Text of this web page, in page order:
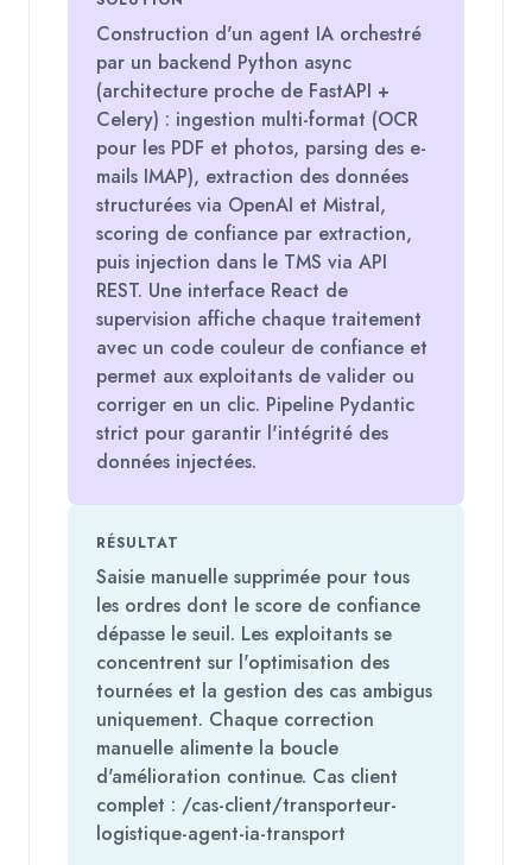
Construction d'un agent IA orchestré
par un backend Python async
(architecture proche de FastAPI +
Celery) : ingestion multi-format (OCR
pour les PDF et photos, parsing des e-
mails IMAP), extraction des données
structurées via OpenAI et Mistral,
scoring de confiance par extraction,
puis injection dans le TMS via API
REST. Une interface React de
supervision affiche chaque traitement
avec un code couleur de confiance et
permet aux exploitants de valider ou
corriger en un clic. Pipeline Pydantic
strict pour garantir l'intégrité des
données injectées.
RÉSULTAT
Saisie manuelle supprimée pour tous
les ordres dont le score de confiance
dépasse le seuil. Les exploitants se
concentrent sur l'optimisation des
tournées et la gestion des cas ambigus
uniquement. Chaque correction
manuelle alimente la boucle
d'amélioration continue. Cas client
complet : /cas-client/transporteur-
logistique-agent-ia-transport